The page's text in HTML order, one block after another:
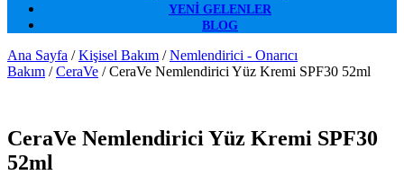
YENI GELENLER
BLOG
Ana Sayfa /Kişisel Bakım /Nemlendirici - Onarıcı
Bakım /CeraVe / CeraVe Nemlendirici Yüz Kremi SPF30 52ml
CeraVe Nemlendirici Yüz Kremi SPF30
52ml